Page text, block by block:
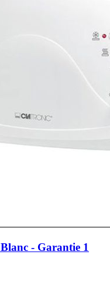
- Garantie 1